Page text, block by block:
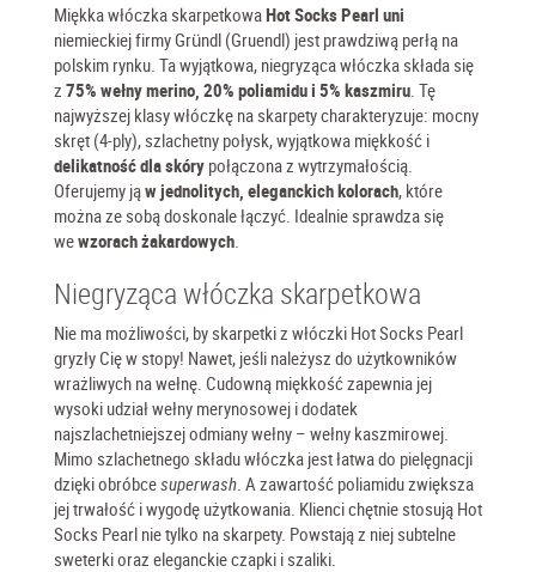
Miękka włóczka skarpetkowaHot Socks Pearl uni
niemieckiej firmy Gründl (Gruendl) jest prawdziwą perłą na
polskim rynku. Ta wyjątkowa, niegryząca włóczka składa się
z 75% wełny merino, 20% poliamidu i 5% kaszmiru Tę
najwyższej klasy włóczkę na skarpety charakteryzuje: mocny
skręt (4-ply), szlachetny połysk, wyjątkowa miękkość i
delikatność dla skóry połączona z wytrzymałością.
Oferujemy jąw jednolitych, eleganckich kolorach, które
można ze sobą doskonale łączyć. Idealnie sprawdza się
wewzorach żakardowych
Niegryząca włóczka skarpetkowa
Nie ma możliwości, by skarpetki z włóczki Hot Socks Pearl
gryzły Cię w stopy! Nawet, jeśli należysz do użytkowników
wrażliwych na wełnę. Cudowną miękkość zapewnia jej
wysoki udział wełny merynosowej i dodatek
najszlachetniejszej odmiany wełny – wełny kaszmirowej.
Mimo szlachetnego składu włóczka jest łatwa do pielęgnacji
dzięki obróbcesuperwash . A zawartość poliamidu zwiększa
jej trwałość i wygodę użytkowania. Klienci chętnie stosują Hot
Socks Pearl nie tylko na skarpety. Powstają z niej subtelne
sweterki oraz eleganckie czapki i szaliki.